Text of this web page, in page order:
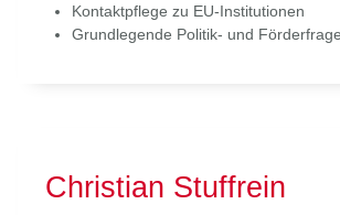
Kontaktpflege zu EU-Institutionen
Grundlegende Politik- und
Christian Stuffrein